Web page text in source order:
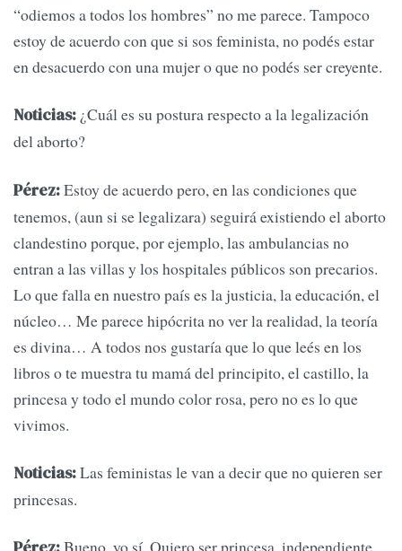
“odiemos a todos los hombres” no me parece. Tampoco
estoy de acuerdo con que si sos feminista, no podés estar
en desacuerdo con una mujer o que no podés ser creyente.
Noticias: ¿Cuál es su postura respecto a la legalización
del aborto?
Pérez:Estoy de acuerdo pero, en las condiciones que
tenemos, (aun si se legalizara) seguirá existiendo el aborto
clandestino porque, por ejemplo, las ambulancias no
entran a las villas y los hospitales públicos son precarios.
Lo que falla en nuestro país es la justicia, la educación, el
núcleo… Me parece hipócrita no ver la realidad, la teoría
es divina… A todos nos gustaría que lo que leés en los
libros o te muestra tu mamá del principito, el castillo, la
princesa y todo el mundo color rosa, pero no es lo que
vivimos.
Noticias:Las feministas le van a decir que no quieren ser
princesas.